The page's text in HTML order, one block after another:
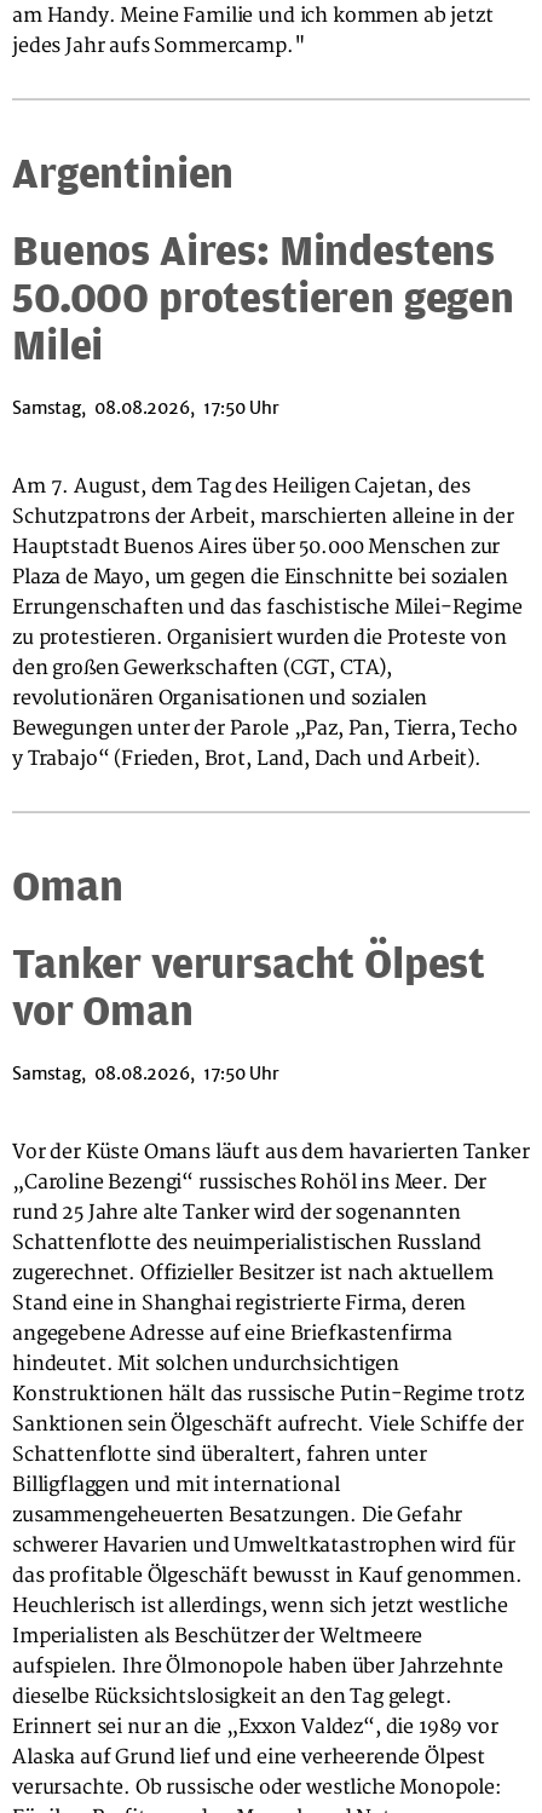
am Handy. Meine Familie und ich kommen ab jetzt
jedes Jahr aufs Sommercamp."
Argentinien
Buenos Aires: Mindestens
50.000 protestieren gegen
Milei
Samstag, 08.08.2026, 17:50 Uhr
Am 7. August, dem Tag des Heiligen Cajetan, des
Schutzpatrons der Arbeit, marschierten alleine in der
Hauptstadt Buenos Aires über 50.000 Menschen zur
Plaza de Mayo, um gegen die Einschnitte bei sozialen
Errungenschaften und das faschistische Milei-Regime
zu protestieren. Organisiert wurden die Proteste von
den großen Gewerkschaften (CGT, CTA),
revolutionären Organisationen und sozialen
Bewegungen unter der Parole „Paz, Pan, Tierra, Techo
y Trabajo“ (Frieden, Brot, Land, Dach und Arbeit).
Oman
Tanker verursacht Ölpest
vor Oman
Samstag, 08.08.2026, 17:50 Uhr
Vor der Küste Omans läuft aus dem havarierten Tanker
„Caroline Bezengi“ russisches Rohöl ins Meer. Der
rund 25 Jahre alte Tanker wird der sogenannten
Schattenflotte des neuimperialistischen Russland
zugerechnet. Offizieller Besitzer ist nach aktuellem
Stand eine in Shanghai registrierte Firma, deren
angegebene Adresse auf eine Briefkastenfirma
hindeutet. Mit solchen undurchsichtigen
Konstruktionen hält das russische Putin-Regime trotz
Sanktionen sein Ölgeschäft aufrecht. Viele Schiffe der
Schattenflotte sind überaltert, fahren unter
Billigflaggen und mit international
zusammengeheuerten Besatzungen. Die Gefahr
schwerer Havarien und Umweltkatastrophen wird für
das profitable Ölgeschäft bewusst in Kauf genommen.
Heuchlerisch ist allerdings, wenn sich jetzt westliche
Imperialisten als Beschützer der Weltmeere
aufspielen. Ihre Ölmonopole haben über Jahrzehnte
dieselbe Rücksichtslosigkeit an den Tag gelegt.
Erinnert sei nur an die „Exxon Valdez“, die 1989 vor
Alaska auf Grund lief und eine verheerende Ölpest
verursachte. Ob russische oder westliche Monopole: